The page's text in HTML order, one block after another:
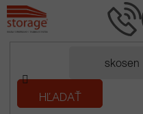
Prejsť
na
obsah
HĽADAŤ
Domov
Kovový nábytok
Zdravotnícke skrine s ISO košíkmi